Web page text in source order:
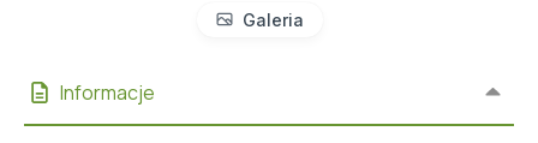
Galeria
Informacje